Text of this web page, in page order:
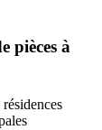
pièces à
résidences